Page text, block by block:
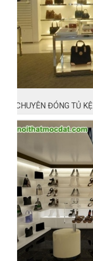
CHUYÊN ĐÓNG TỦ